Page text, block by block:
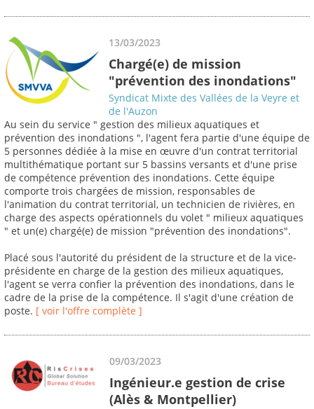
13/03/2023
Chargé(e) de mission
"prévention des inondations"
Syndicat Mixte des Vallées de la Veyre et
de l'Auzon
Au sein du service " gestion des milieux aquatiques et
prévention des inondations ", l'agent fera partie d'une équipe de
5 personnes dédiée à la mise en œuvre d'un contrat territorial
multithématique portant sur 5 bassins versants et d'une prise
de compétence prévention des inondations. Cette équipe
comporte trois chargées de mission, responsables de
l'animation du contrat territorial, un technicien de rivières, en
charge des aspects opérationnels du volet " milieux aquatiques
" et un(e) chargé(e) de mission "prévention des inondations".
Placé sous l'autorité du président de la structure et de la vice-
présidente en charge de la gestion des milieux aquatiques,
l'agent se verra confier la prévention des inondations, dans le
cadre de la prise de la compétence. Il s'agit d'une création de
poste. [ voir l'offre complète ]
09/03/2023
Ingénieur.e gestion de crise
(Alès & Montpellier)